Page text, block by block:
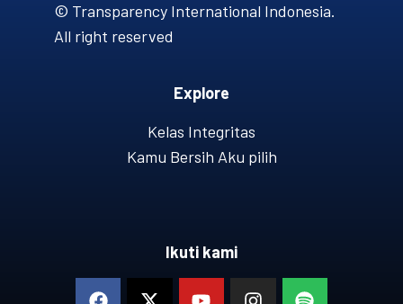
© Transparency International Indonesia.
All right reserved
Explore
Kelas Integritas
Kamu Bersih Aku pilih
Ikuti kami